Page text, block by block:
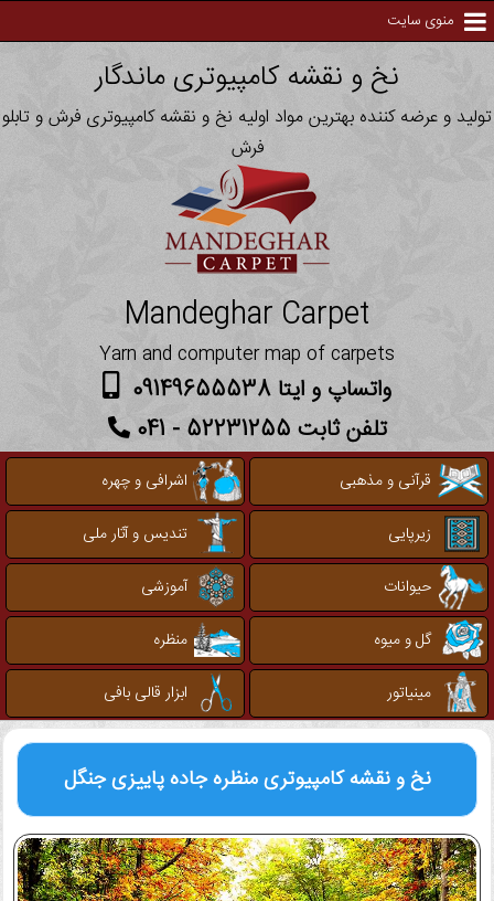
منوی سایت
نخ و نقشه کامپیوتری ماندگار
تولید و عرضه کننده بهترین مواد اولیه نخ و نقشه کامپیوتری فرش و تابلو
فرش
Mandeghar Carpet
Yarn and computer map of carpets
واتساپ و ایتا 09149655538
تلفن ثابت 52231255 - 041
قرآنی و مذهبی
اشرافی و چهره
زیرپایی
تندیس و آثار ملی
حیوانات
آموزشی
گل و میوه
منظره
مینیاتور
ابزار قالی بافی
نخ و نقشه کامپیوتریمنظره جاده پاییزی جنگل